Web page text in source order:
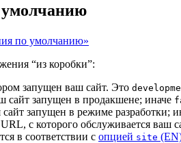
по умолчанию»
“из коробки”:
запущен ваш сайт. Это
сайт запущен в продакшене; иначе
запущен в режиме разработки;
с которого обслуживается ваш
в соответствии с опцией site